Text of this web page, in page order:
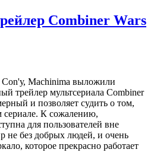
Combiner Wars
Machinima выложили
трейлер мультсериала Combiner
и позволяет судить о том,
К сожалению,
для пользователей вне
без добрых людей, и очень
которое прекрасно работает